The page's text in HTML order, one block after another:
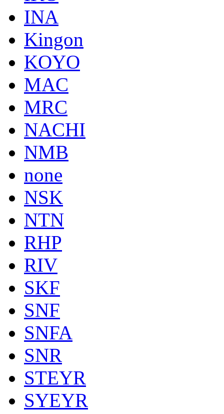
INA
Kingon
KOYO
MAC
MRC
NACHI
NMB
none
NSK
NTN
RHP
RIV
SKF
SNF
SNFA
SNR
STEYR
SYEYR